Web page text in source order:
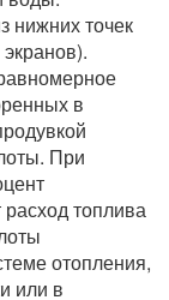
нижних точек
в
При
топлива
отопления,
или в